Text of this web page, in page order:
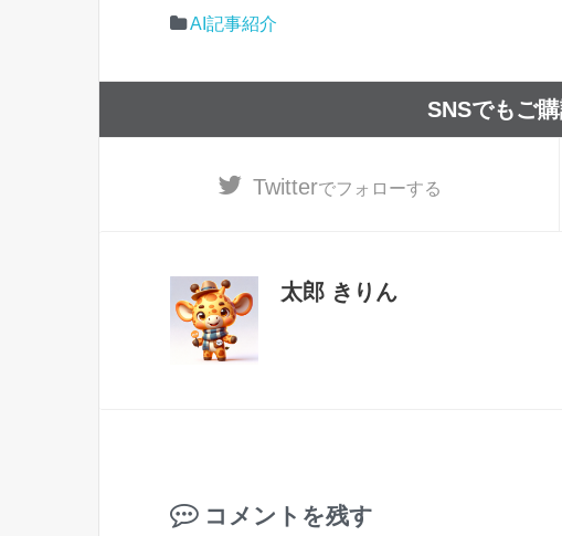
AI記事紹介
SNSでもご購
Twitterでフォローする
太郎 きりん
コメントを残す